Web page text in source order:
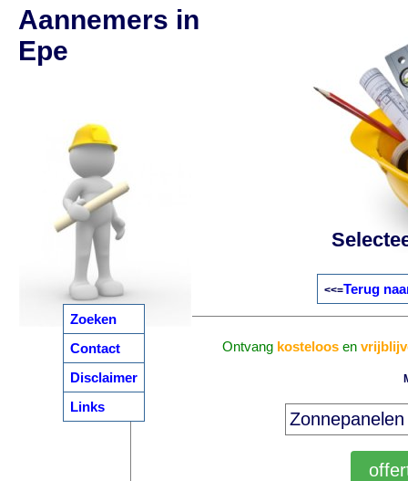
Zoeken
Contact
Disclaimer
Links
Aannemers in
Epe
<<=Terug
Ontvang kosteloosen